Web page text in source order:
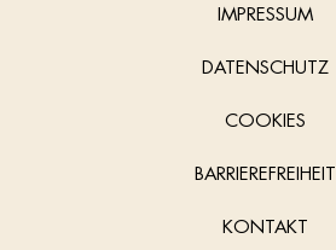
IMPRESSUM
DATENSCHUTZ
COOKIES
BARRIEREFREIHEIT
KONTAKT